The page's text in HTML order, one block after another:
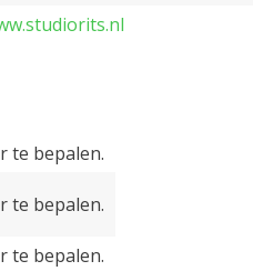
te bepalen.
te bepalen.
te bepalen.